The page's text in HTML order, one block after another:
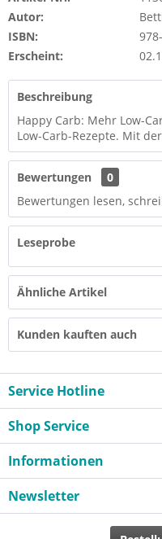
Autor:
ISBN:
Erscheint:
Beschreibung
Happy Carb: Mehr Low-
Low-Carb-Rezepte. Mit
Bewertungen
0
Bewertungen lesen,
Leseprobe
Ähnliche Artikel
Kunden kauften auch
Service Hotline
Shop Service
Informationen
Newsletter